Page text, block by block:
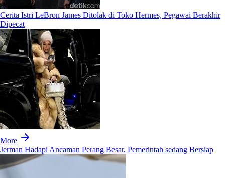
Cerita Istri LeBron James Ditolak di Toko Hermes, Pegawai Berakhir
Dipecat
More
Jerman Hadapi Ancaman Perang Besar, Pemerintah sedang Bersiap